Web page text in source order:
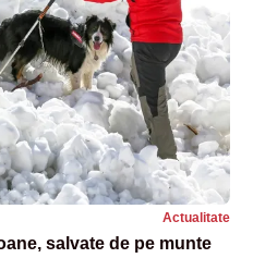
Actualitate
salvate de pe munte